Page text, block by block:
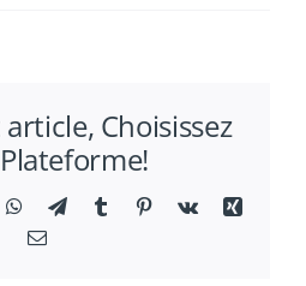
normes
Choisissez
WhatsApp
TelegramTumblr Pinterest
Vk
Xing
Email